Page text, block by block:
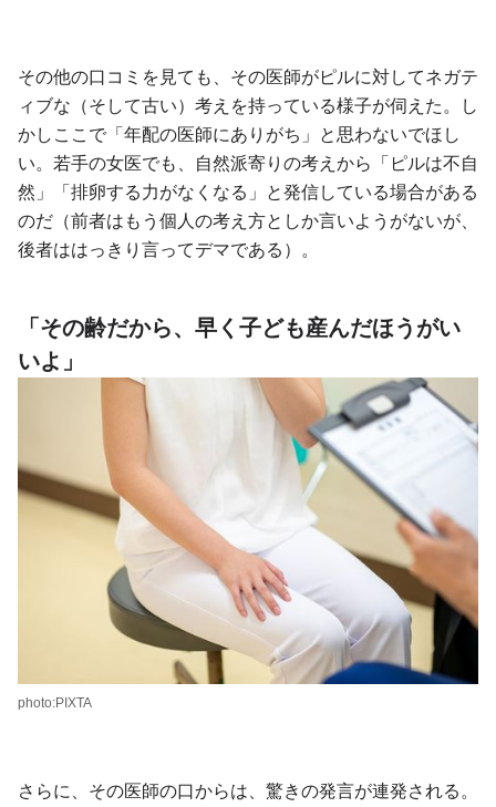
その他の口コミを見ても、その医師がピルに対してネガテ
ィブな（そして古い）考えを持っている様子が伺えた。し
かしここで「年配の医師にありがち」と思わないでほし
い。若手の女医でも、自然派寄りの考えから「ピルは不自
然」「排卵する力がなくなる」と発信している場合がある
のだ（前者はもう個人の考え方としか言いようがないが、
後者ははっきり言ってデマである）。
「その齢だから、早く子ども産んだほうがい
いよ」
photo:PIXTA
さらに、その医師の口からは、驚きの発言が連発される。